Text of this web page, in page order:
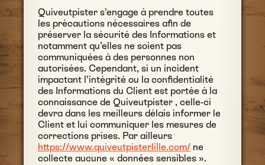
Quiveutpister s’engage à prendre toutes
les précautions nécessaires afin de
préserver la sécurité des Informations et
notamment qu’elles ne soient pas
communiquées à des personnes non
autorisées. Cependant, si un incident
impactant l’intégrité ou la confidentialité
des Informations du Client est portée à la
connaissance de Quiveutpister , celle-ci
devra dans les meilleurs délais informer le
Client et lui communiquer les mesures de
corrections prises. Par ailleurs
https://www.quiveutpisterlille.com/ ne
collecte aucune « données sensibles ».